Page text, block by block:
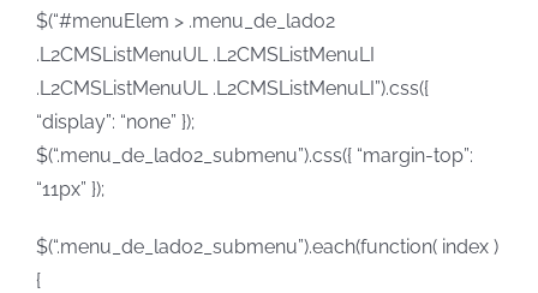
$(“#menuElem > .menu_de_lado2
.L2CMSListMenuUL .L2CMSListMenuLI
.L2CMSListMenuUL .L2CMSListMenuLI”).css({
“display”: “none” });
$(“.menu_de_lado2_submenu”).css({ “margin-top”:
“11px” });
$(“.menu_de_lado2_submenu”).each(function( index )
{